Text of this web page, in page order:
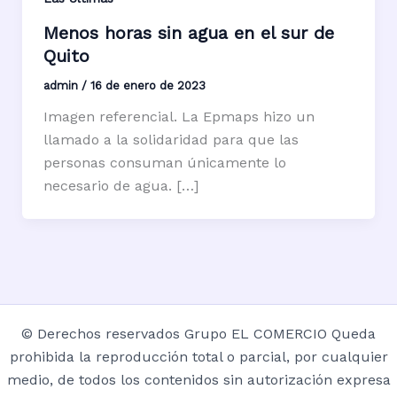
Menos horas sin agua en el sur de
Quito
admin / 16 de enero de 2023
Imagen referencial. La Epmaps hizo un
llamado a la solidaridad para que las
personas consuman únicamente lo
necesario de agua. […]
© Derechos reservados Grupo EL COMERCIO Queda
prohibida la reproducción total o parcial, por cualquier
medio, de todos los contenidos sin autorización expresa